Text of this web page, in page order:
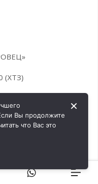
(ХТЗ)
Вы продолжите
что Вас это